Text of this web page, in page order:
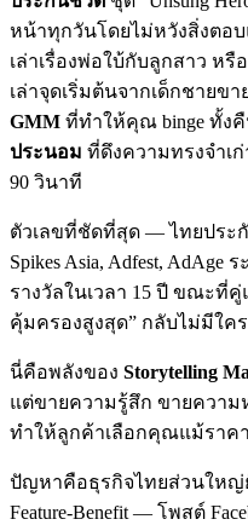
หน้าทุกวันโดยไม่หวังสิ่งตอบ
เล่าเรื่องพ่อใบ้กับลูกสาว ห
เล่าจุดเริ่มต้นจากเด็กชายข
GMM ที่ทำให้คุณ binge ทั้ง
ประนอม ที่ดึงความทรงจำเ
90 วินาที
ตัวเลขที่ชัดที่สุด — ไทยประกั
Spikes Asia, Adfest,
รางวัลในเวลา 15 ปี ขณะที่
คุ้มครองสูงสุด” กลับไม่มีใค
นี่คือพลังของ Storytelling
แต่ขายความรู้สึก ขายควา
ทำให้ลูกค้าเลือกคุณแม้ราค
ปัญหาคือธุรกิจไทยส่วนใหญ่
Feature-Benefit — โพสต์